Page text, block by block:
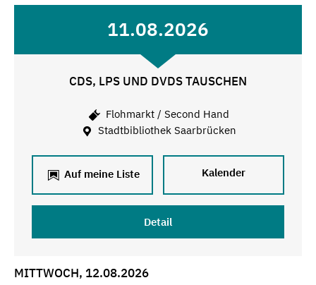
11.08.2026
CDS, LPS UND DVDS TAUSCHEN
Flohmarkt / Second Hand
Stadtbibliothek Saarbrücken
Auf meine Liste Kalender
Detail
MITTWOCH, 12.08.2026